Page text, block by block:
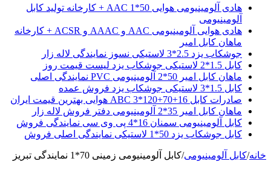
هادی آلومینیومی هوایی 50*1 AAC + کارخانه تولید کابل
آلومینیومی
هادی هوایی آلومینیومی AAC و AAAC و ACSR + کارخانه
ماهان کابل امیر
جوشکاب یزد 2.5*3 لاستیکی نسوز نمایندگی لاله زار
کابل 1.5*2 لاستیکی جوشکاب یزد لیست قیمت روز
ماهان کابل امیر 50*2 آلومینیومی PVC نمایندگی اصلی
کابل 1.5*3 لاستیکی جوشکاب یزد فروش عمده
صادرات کابل 16+70+120*3 ABC هوایی بهترین قیمت ایران
ماهان کابل امیر 35*2 آلومینیومی دفتر فروش لاله زار
کابل آلومینیومی سمنان 16*4 پی وی سی نمایندگی فروش
کابل جوشکاب یزد 50*1 لاستیکی نمایندگی اصلی فروش
خانه/کابل آلومینیومی/کابل آلومینیومی زمینی 70*1 نمایندگی تبریز